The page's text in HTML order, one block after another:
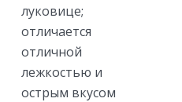
луковице;
отличается
отличной
лежкостью и
острым вкусом